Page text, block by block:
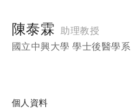
陳泰霖 助理教授
國立中興大學 學士後醫學系
個人資料